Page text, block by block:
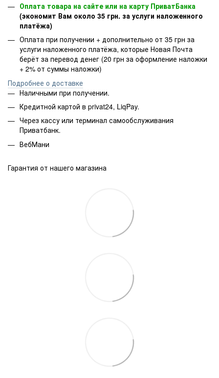
Оплата товара на сайте или на карту ПриватБанка
(экономит Вам около 35 грн. за услуги наложенного
платёжа)
Оплата при получении + дополнительно от 35 грн за
услуги наложенного платёжа, которые Новая Почта
берёт за перевод денег (20 грн за оформление наложки
+ 2% от суммы наложки)
Подробнее о доставке
Наличными при получении.
Кредитной картой в privat24, LiqPay.
Через кассу или терминал самообслуживания
Приватбанк.
ВебМани
Гарантия от нашего магазина